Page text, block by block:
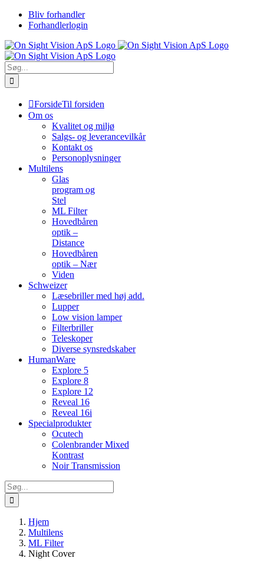
Skip
Bliv forhandler
Forhandlerlogin
Søg
efter:
ForsideTil forsiden
Om os
Kvalitet og miljø
Salgs- og leverancevilkår
Kontakt os
Personoplysninger
Multilens
Glas
program og
Stel
ML Filter
Hovedbåren
optik –
Distance
Hovedbåren
optik – Nær
Viden
Schweizer
Læsebriller med høj add.
Lupper
Low vision lamper
Filterbriller
Teleskoper
Diverse synsredskaber
HumanWare
Explore 5
Explore 8
Explore 12
Reveal 16
Reveal 16i
Specialprodukter
Ocutech
Colenbrander Mixed
Kontrast
Noir Transmission
Søg
efter:
Hjem
Multilens
ML Filter
Night Cover